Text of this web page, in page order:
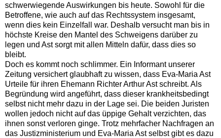
schwerwiegende Auswirkungen bis heute. Sowohl für die
Betroffene, wie auch auf das Rechtssystem insgesamt,
wenn dies kein Einzelfall war. Deshalb versucht man bis in
höchste Kreise den Mantel des Schweigens darüber zu
legen und Ast sorgt mit allen Mitteln dafür, dass dies so
bleibt.
Doch es kommt noch schlimmer. Ein Informant unserer
Zeitung versichert glaubhaft zu wissen, dass Eva-Maria Ast
Urteile für ihren Ehemann Richter Arthur Ast schreibt. Als
Begründung wird angeführt, dass dieser krankheitsbedingt
selbst nicht mehr dazu in der Lage sei. Die beiden Juristen
wollen jedoch nicht auf das üppige Gehalt verzichten, das
ihnen sonst verloren ginge. Trotz mehrfacher Nachfragen an
das Justizministerium und Eva-Maria Ast selbst gibt es dazu